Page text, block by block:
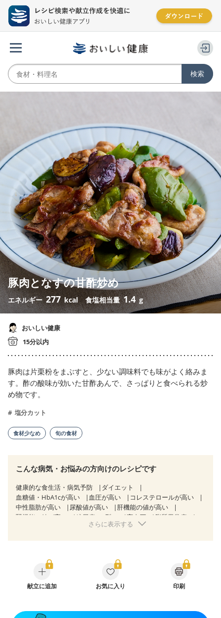
豚肉となすの甘酢炒め
エネルギー277 kcal 食塩相当量1.4 g
おいしい健康
15分以内
豚肉は片栗粉をまぶすと、少ない調味料でも味がよく絡みま
す。酢の酸味が効いた甘酢あんで、さっぱりと食べられる炒
め物です。
塩分カット
食材少なめ 旬の食材
こんな病気・お悩みの方向けのレシピです
健康的な食生活・病気予防
ダイエット
血糖値・HbA1cが高い
血圧が高い
コレステロールが高い
中性脂肪が高い
尿酸値が高い
肝機能の値が高い
腎機能の値が高い
糖尿病（2型） 高血圧
脂質異常症
狭心症 心筋梗塞
糖尿病性腎症（第３期）
CKD（ステージ１）
CKD（ステージ２）
CKD（ステージ３a）
乳がん（抗がん剤治療中）
乳がん（ホルモン療法中）
さらに表示する
献立に追加 お気に入り 印刷